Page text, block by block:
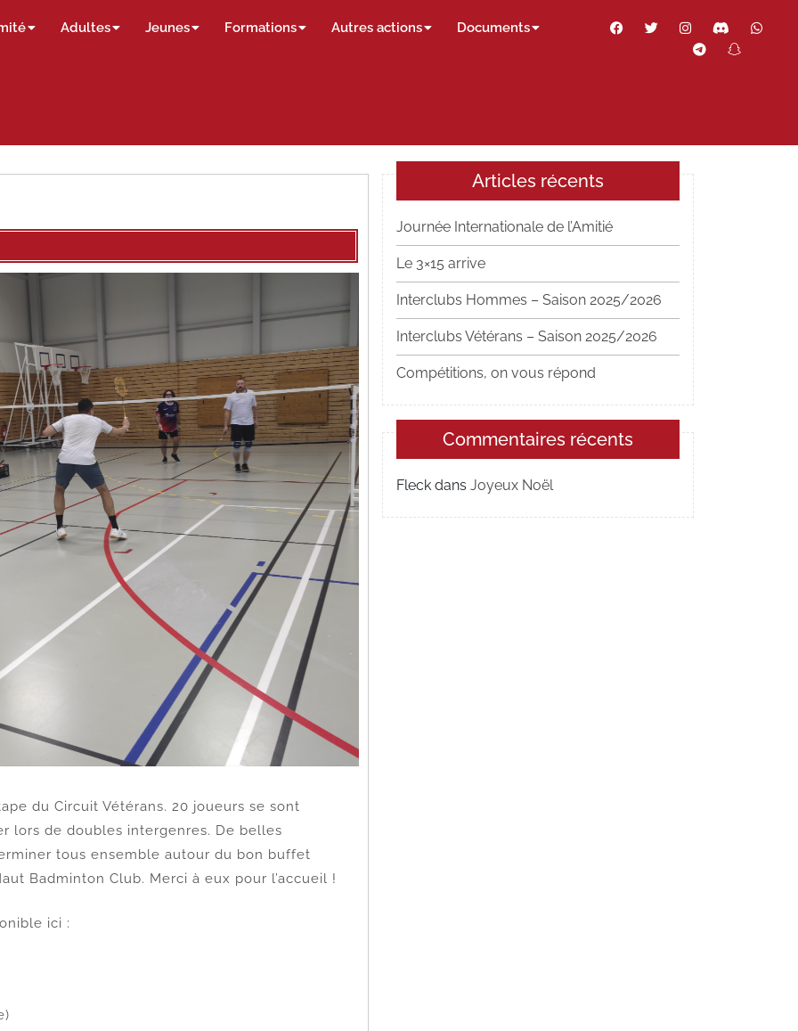
Adultes Jeunes Formations Autres actions Documents Facebook
Twitter InstagramDiscord
Telegram
du Circuit Vétérans. 20 joueurs se sont
lors de doubles intergenres. De belles
tous ensemble autour du bon buffet
Badminton Club. Merci à eux pour l’accueil !
ici :
Articles récents
Journée Internationale de l’Amitié
Le 3×15 arrive
Interclubs Hommes – Saison 2025/2026
Interclubs Vétérans – Saison 2025/2026
Compétitions, on vous répond
Commentaires récents
Fleck dans Joyeux Noël